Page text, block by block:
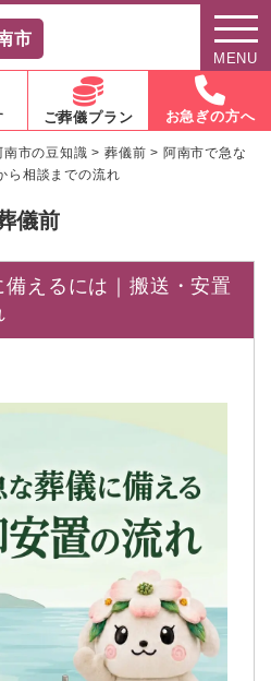
市
MENU
ご葬儀プラン お急ぎの方へ
南市の豆知識 >葬儀前 > 阿南市で急な
ら相談までの流れ
儀前
えるには｜搬送・安置